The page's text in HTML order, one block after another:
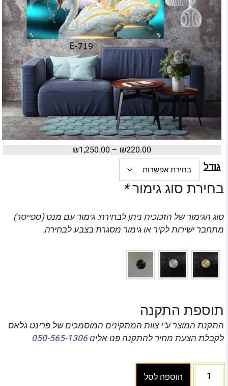
₪220.00
–
₪1,250.00
גודל
בחירת סוג גימור*
סוג הגימור של הזכוכית ניתן לבחירה: גימור עם מנט (ספייסר)
מתחבר ישירות לקיר או גימור מסגרת בצבע לבחירה.
תוספת התקנה
התקנת המוצר ע"י צוות המתקינים המוסמכים של פרינט גלאס
לקבלת הצעת מחיר להתקנה פנו אלינו050-565-1306
הוספה לסל